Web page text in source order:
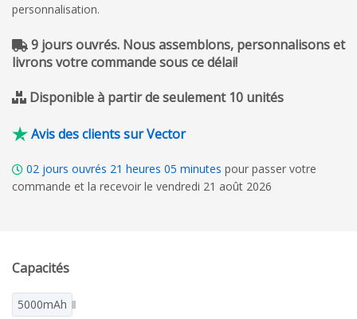
personnalisation.
9 jours ouvrés. Nous assemblons, personnalisons et
livrons votre commande sous ce délai!
Disponible à partir de seulement 10 unités
Avis des clients sur Vector
02 jours ouvrés 21 heures 05 minutes pour passer votre
commande et la recevoir le vendredi 21 août 2026
Capacités
5000mAh